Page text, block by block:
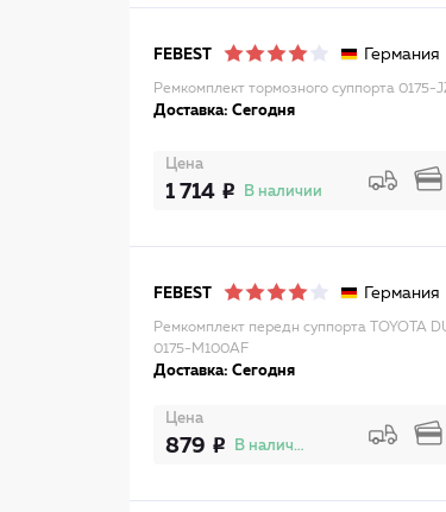
FEBEST Германия
Ремкомплект тормозного суппорта 0175-
Доставка: Сегодня
Цена
1 714 В наличии
FEBEST Германия
Ремкомплект передн суппорта TOYOTA
0175-M100AF
Доставка: Сегодня
Цена
879 В наличии